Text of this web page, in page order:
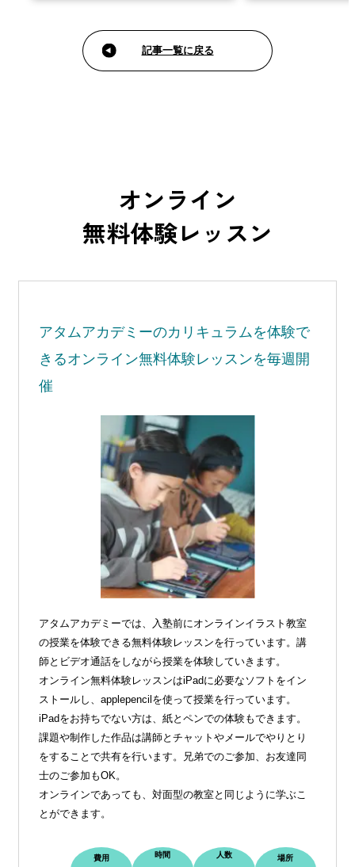
アニ…
記事一覧に戻る
オンライン
無料体験レッスン
アタムアカデミーのカリキュラムを体験で
きるオンライン無料体験レッスンを毎週開
催
アタムアカデミーでは、入塾前にオンラインイラスト教室
の授業を体験できる無料体験レッスンを行っています。講
師とビデオ通話をしながら授業を体験していきます。
オンライン無料体験レッスンはiPadに必要なソフトをイン
ストールし、applepencilを使って授業を行っています。
iPadをお持ちでない方は、紙とペンでの体験もできます。
課題や制作した作品は講師とチャットやメールでやりとり
をすることで共有を行います。兄弟でのご参加、お友達同
士のご参加もOK。
オンラインであっても、対面型の教室と同じように学ぶこ
とができます。
費用 時間 人数 場所